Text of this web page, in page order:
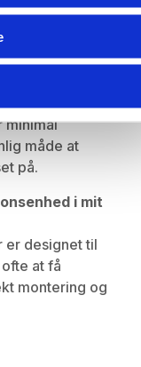
og fugt,
løsning,
minimal
måde at
på.
i mit
er designet til
at få
montering og